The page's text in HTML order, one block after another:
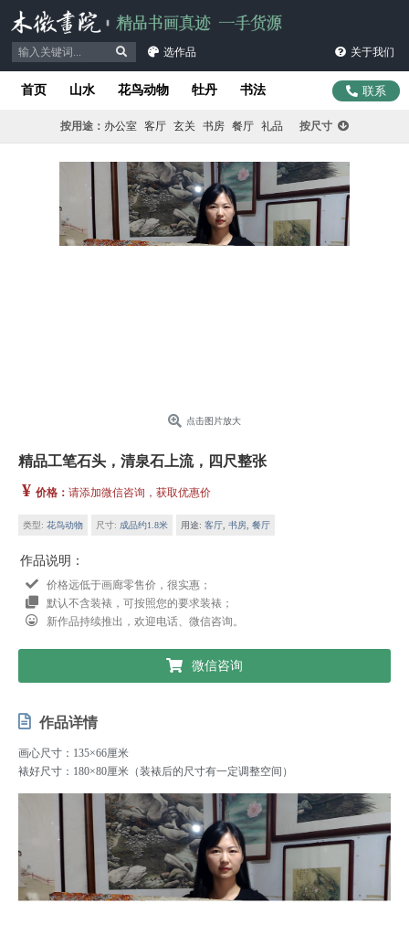
选作品 关于我们
首页 山水 花鸟动物 牡丹 书法 联系
按用途： 办公室 客厅 玄关 书房 餐厅 礼品 按尺寸
点击图片放大
精品工笔石头，清泉石上流，四尺整张
¥ 价格： 请添加微信咨询，获取优惠价
类型: 花鸟动物 尺寸: 成品约1.8米 用途: 客厅, 书房, 餐厅
作品说明：
价格远低于画廊零售价，很实惠；
默认不含装裱，可按照您的要求装裱；
新作品持续推出，欢迎电话、微信咨询。
微信咨询
作品详情
画心尺寸：135×66厘米
裱好尺寸：180×80厘米（装裱后的尺寸有一定调整空间）